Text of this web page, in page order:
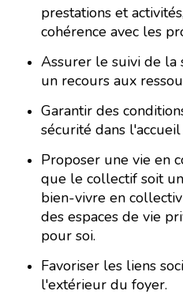
prestations et
cohérence avec les
Assurer le suivi de la
un recours aux
Garantir des
sécurité dans
Proposer une vie en
que le collectif soit
bien-vivre en
des espaces de vie
pour soi.
Favoriser les liens
l'extérieur du foyer.